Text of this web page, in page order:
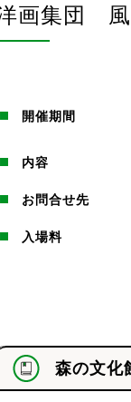
画集団 風
開催期間
内容
お問合せ先
入場料
森の文化